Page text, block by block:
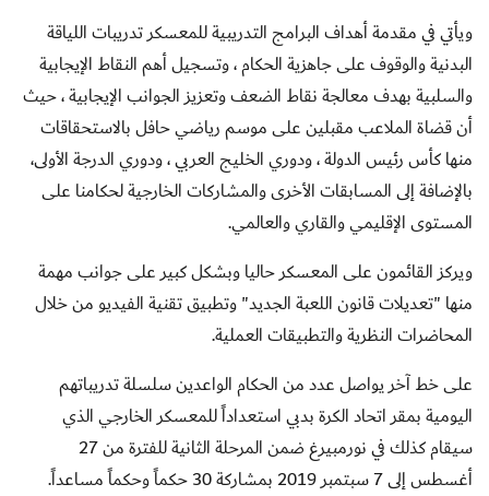
ويأتي في مقدمة أهداف البرامج التدريبية للمعسكر تدريبات اللياقة
البدنية والوقوف على جاهزية الحكام ، وتسجيل أهم النقاط الإيجابية
والسلبية بهدف معالجة نقاط الضعف وتعزيز الجوانب الإيجابية ، حيث
أن قضاة الملاعب مقبلين على موسم رياضي حافل بالاستحقاقات
منها كأس رئيس الدولة ، ودوري الخليج العربي ، ودوري الدرجة الأولى،
بالإضافة إلى المسابقات الأخرى والمشاركات الخارجية لحكامنا على
المستوى الإقليمي والقاري والعالمي.
ويركز القائمون على المعسكر حاليا وبشكل كبير على جوانب مهمة
منها "تعديلات قانون اللعبة الجديد" وتطبيق تقنية الفيديو من خلال
المحاضرات النظرية والتطبيقات العملية.
على خط آخر يواصل عدد من الحكام الواعدين سلسلة تدريباتهم
اليومية بمقر اتحاد الكرة بدبي استعداداً للمعسكر الخارجي الذي
سيقام كذلك في نورمبيرغ ضمن المرحلة الثانية للفترة من 27
أغسطس إلى 7 سبتمبر 2019 بمشاركة 30 حكماً وحكماً مساعداً
.